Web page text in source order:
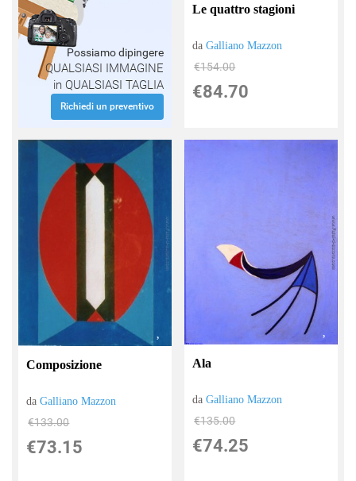
Possiamo dipingere
QUALSIASI IMMAGINE
in QUALSIASI TAGLIA
Richiedi un preventivo
Le quattro stagioni
daGalliano Mazzon
€154.00
€84.70
Composizione
daGalliano Mazzon
€133.00
€73.15
Ala
daGalliano Mazzon
€135.00
€74.25